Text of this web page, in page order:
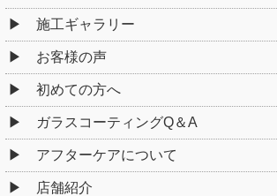
施工ギャラリー
お客様の声
初めての方へ
ガラスコーティングQ＆A
アフターケアについて
店舗紹介